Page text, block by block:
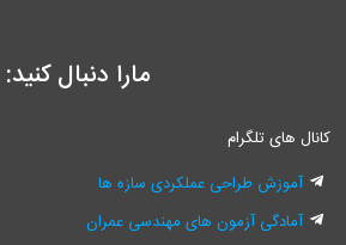
مارا دنبال کنید:
کانال های تلگرام
آموزش طراحی عملکردی سازه ها
آمادگی آزمون های مهندسی عمران